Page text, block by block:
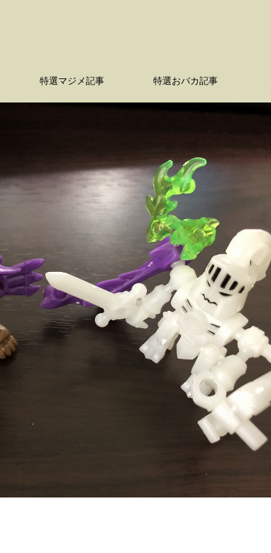
特選マジメ記事 特選おバカ記事